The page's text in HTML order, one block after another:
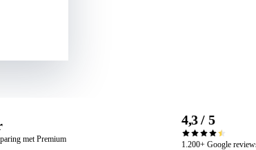
met Premium
4,3 / 5
1.200+ Google